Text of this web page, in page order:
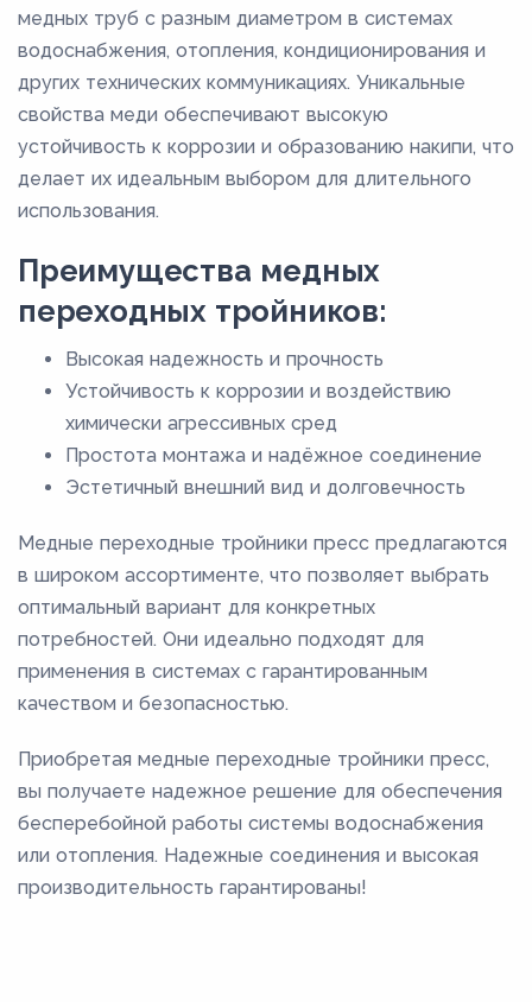
медных труб с разным диаметром в системах
водоснабжения, отопления, кондиционирования и
других технических коммуникациях. Уникальные
свойства меди обеспечивают высокую
устойчивость к коррозии и образованию накипи, что
делает их идеальным выбором для длительного
использования.
Преимущества медных
переходных тройников:
Высокая надежность и прочность
Устойчивость к коррозии и воздействию
химически агрессивных сред
Простота монтажа и надёжное соединение
Эстетичный внешний вид и долговечность
Медные переходные тройники пресс предлагаются
в широком ассортименте, что позволяет выбрать
оптимальный вариант для конкретных
потребностей. Они идеально подходят для
применения в системах с гарантированным
качеством и безопасностью.
Приобретая медные переходные тройники пресс,
вы получаете надежное решение для обеспечения
бесперебойной работы системы водоснабжения
или отопления. Надежные соединения и высокая
производительность гарантированы!